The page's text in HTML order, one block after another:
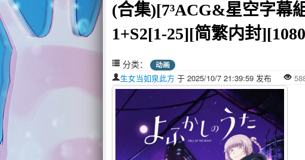
(合集)[7³ACG&星空字幕
1+S2[1-25][简繁内封
分类： 动画
生女当如泉此方 于 2025/10/7 21:39:59 发布